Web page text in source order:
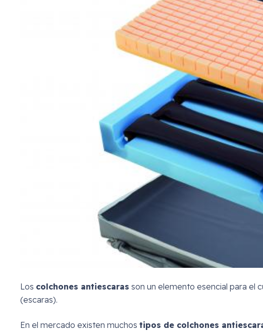
Los colchones antiescaras son un elemento esencial para el
(escaras).
En el mercado existen muchos tipos de colchones